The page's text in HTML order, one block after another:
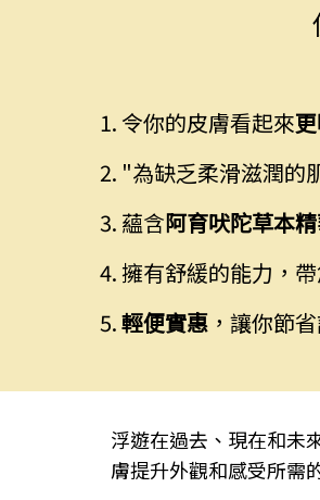
令你的皮膚看起來
"為缺乏柔滑滋潤的
蘊含阿育吠陀草本
擁有舒緩的能力，
輕便實惠 ，讓你節
浮遊在過去、現在和未
膚提升外觀和感受所需